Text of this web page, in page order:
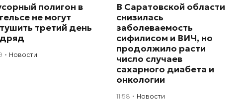
полигон в
не могут
третий день
Новости
В Саратовской области
снизилась
заболеваемость
сифилисом и ВИЧ, но
продолжило расти
число случаев
сахарного диабета и
онкологии
11:58 Новости